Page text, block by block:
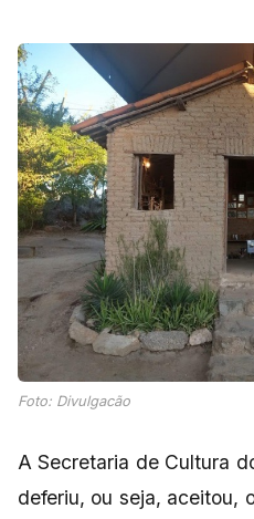
Foto: Divulgacão
A Secretaria de Cultura
deferiu, ou seja, aceitou,